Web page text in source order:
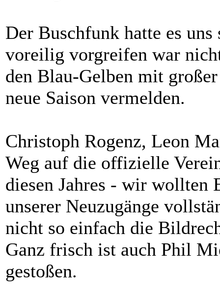
Der Buschfunk hatte es
voreilig vorgreifen war
den Blau-Gelben mit
neue Saison vermelden.
Christoph Rogenz, Leon
Weg auf die offizielle
diesen Jahres - wir wollten
unserer Neuzugänge
nicht so einfach die
Ganz frisch ist auch Phil
gestoßen.